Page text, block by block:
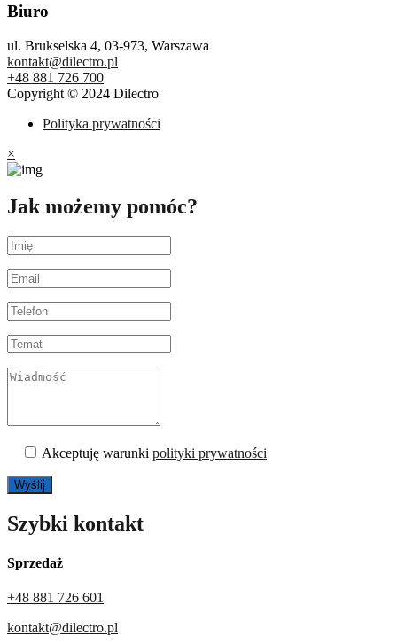
Biuro
ul. Brukselska 4, 03-973, Warszawa
kontakt@dilectro.pl
+48 881 726 700
Copyright © 2024 Dilectro
Polityka prywatności
×
Jak możemy pomóc?
Akceptuję warunki polityki prywatności
Szybki kontakt
Sprzedaż
+48 881 726 601
kontakt@dilectro.pl